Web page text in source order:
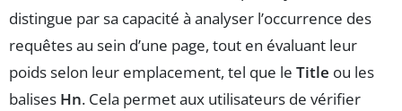
distingue par sa capacité à analyser l’occurrence des
requêtes au sein d’une page, tout en évaluant leur
poids selon leur emplacement, tel que le Title ou les
balises Hn. Cela permet aux utilisateurs de vérifier